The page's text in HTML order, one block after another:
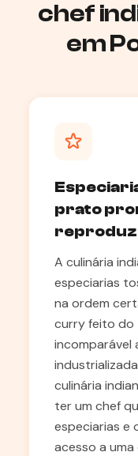
chef
em
prato
A culinária
especiarias
na ordem
curry feito do
incomparável
culinária
ter um chef
especiarias e
acesso a